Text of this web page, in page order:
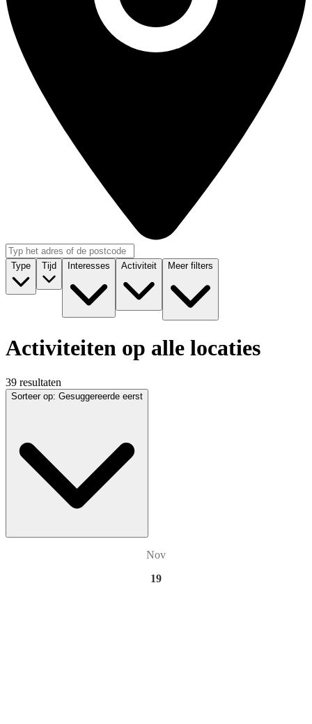
Type Tijd Interesses Activiteit Meer filters
Activiteiten op alle locaties
39 resultaten
Sorteer op: Gesuggereerde eerst
Nov
19